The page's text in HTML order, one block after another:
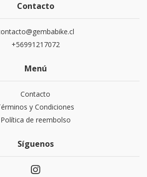
Contacto
+56991217072
Menú
Contacto
y Condiciones
Política de reembolso
Síguenos